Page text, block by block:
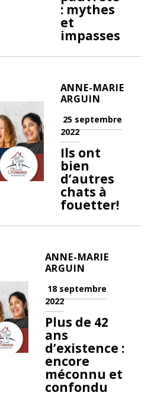
: mythes
et
impasses
ANNE-MARIE
ARGUIN
25 septembre
2022
Ils ont
bien
d’autres
chats à
fouetter!
ANNE-MARIE
ARGUIN
18 septembre
2022
Plus de 42
ans
d’existence :
encore
méconnu et
confondu